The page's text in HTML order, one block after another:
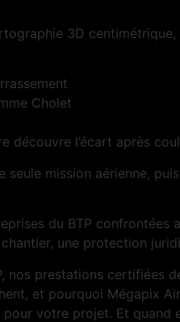
3D
Cholet
découvre l’écart après
mission aérienne,
du BTP
une protection
prestations certifiées
et pourquoi Mégapix
votre projet. Et quand